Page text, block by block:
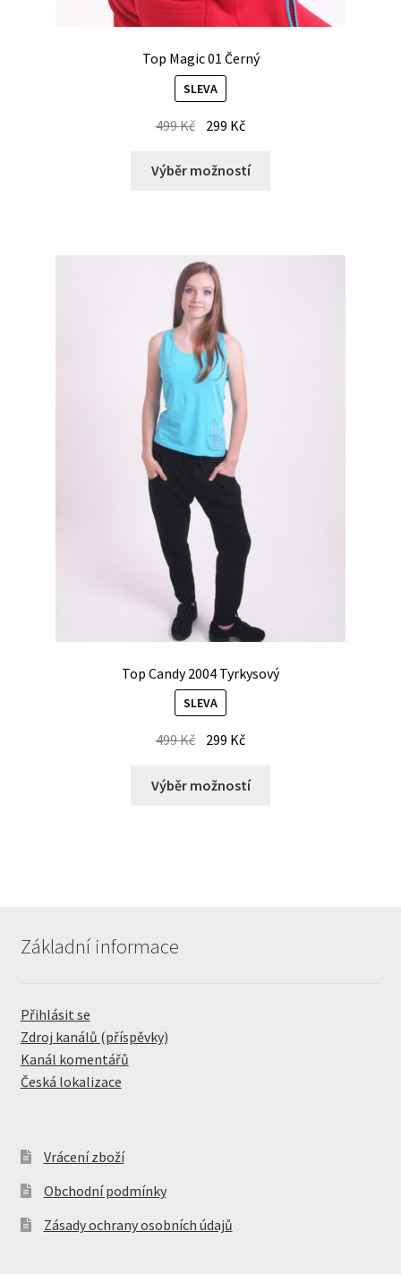
Top Magic 01 Černý
SLEVA
499Kč 299 Kč
Výběr možností
Top Candy 2004 Tyrkysový
SLEVA
499Kč 299 Kč
Výběr možností
Základní informace
Přihlásit se
Zdroj kanálů (příspěvky)
Kanál komentářů
Česká lokalizace
Vrácení zboží
Obchodní podmínky
Zásady ochrany osobních údajů